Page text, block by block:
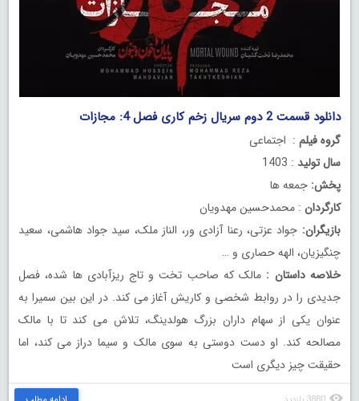
دانلود قسمت 2 دوم سریال زخم کاری فصل 4: مجازات
گروه فیلم : اجتماعی
سال تولید : 1403
پخش: جمعه ها
کارگردان : محمدحسین مهدویان
بازیگران: جواد عزتی، رعنا آزادی ور، الناز ملک، سید جواد هاشمی، سعید
چنگیزیان، الهه حصاری و …
خلاصه داستان : مالک که صاحب تخت و تاج ریزآبادی ها شده، فصل
جدیدی را در روابط شخصی و کاریش آغاز می کند. در این بین سمیرا به
عنوان یکی از سهام داران بزرگ هولدینگ، تلاش می کند تا با مالک
مصالحه کند. او دست دوستی به سوی مالک و سیما دراز می کند، اما
حقیقت چیز دیگری است